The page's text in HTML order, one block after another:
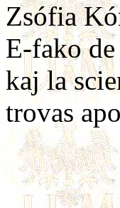
Zsófia
E-fako
kaj la
trovas